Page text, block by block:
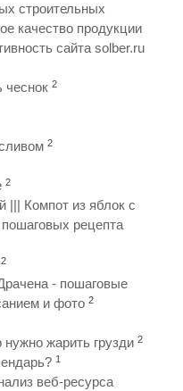
строительных
качество продукции
сайта solber.ru
чеснок 2
2
2
||| Компот из яблок с
рецепта
2
- пошаговые
и фото 2
жарить грузди 2
1
веб-ресурса